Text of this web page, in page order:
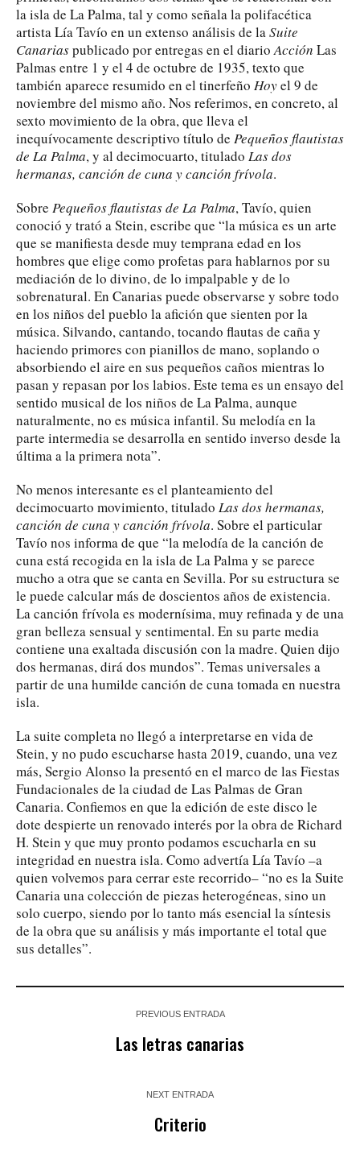
la isla de La Palma, tal y como señala la polifacética
artista Lía Tavío en un extenso análisis de laSuite
Canariaspublicado por entregas en el diarioAcción Las
Palmas entre 1 y el 4 de octubre de 1935, texto que
también aparece resumido en el tinerfeño Hoyel 9 de
noviembre del mismo año. Nos referimos, en concreto, al
sexto movimiento de la obra, que lleva el
inequívocamente descriptivo título de Pequeños flautistas
de La Palma, y al decimocuarto, titulado Las dos
hermanas, canción de cuna y canción frívola.
Sobre Pequeños flautistas de La Palma, Tavío, quien
conoció y trató a Stein, escribe que “la música es un arte
que se manifiesta desde muy temprana edad en los
hombres que elige como profetas para hablarnos por su
mediación de lo divino, de lo impalpable y de lo
sobrenatural. En Canarias puede observarse y sobre todo
en los niños del pueblo la afición que sienten por la
música. Silvando, cantando, tocando flautas de caña y
haciendo primores con pianillos de mano, soplando o
absorbiendo el aire en sus pequeños caños mientras lo
pasan y repasan por los labios. Este tema es un ensayo del
sentido musical de los niños de La Palma, aunque
naturalmente, no es música infantil. Su melodía en la
parte intermedia se desarrolla en sentido inverso desde la
última a la primera nota”.
No menos interesante es el planteamiento del
decimocuarto movimiento, titulado Las dos hermanas,
canción de cuna y canción frívola. Sobre el particular
Tavío nos informa de que “la melodía de la canción de
cuna está recogida en la isla de La Palma y se parece
mucho a otra que se canta en Sevilla. Por su estructura se
le puede calcular más de doscientos años de existencia.
La canción frívola es modernísima, muy refinada y de una
gran belleza sensual y sentimental. En su parte media
contiene una exaltada discusión con la madre. Quien dijo
dos hermanas, dirá dos mundos”. Temas universales a
partir de una humilde canción de cuna tomada en nuestra
isla.
La suite completa no llegó a interpretarse en vida de
Stein, y no pudo escucharse hasta 2019, cuando, una vez
más, Sergio Alonso la presentó en el marco de las Fiestas
Fundacionales de la ciudad de Las Palmas de Gran
Canaria. Confiemos en que la edición de este disco le
dote despierte un renovado interés por la obra de Richard
H. Stein y que muy pronto podamos escucharla en su
integridad en nuestra isla. Como advertía Lía Tavío –a
quien volvemos para cerrar este recorrido– “no es la Suite
Canaria una colección de piezas heterogéneas, sino un
solo cuerpo, siendo por lo tanto más esencial la síntesis
de la obra que su análisis y más importante el total que
sus detalles”.
PREVIOUS ENTRADA
Las letras canarias
NEXT ENTRADA
Criterio